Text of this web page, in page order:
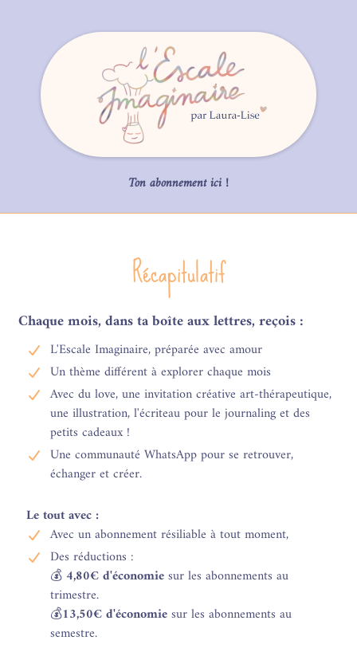
Ton abonnement ici !
Récapitulatif
Chaque mois, dans ta boîte aux lettres, reçois :
L'Escale Imaginaire, préparée avec amour
Un thème différent à explorer chaque mois
Avec du love, une invitation créative art-thérapeutique,
une illustration, l'écriteau pour le journaling et des
petits cadeaux !
Une communauté WhatsApp pour se retrouver,
échanger et créer.
Le tout avec :
Avec un abonnement résiliable à tout moment,
Des réductions :
💰 4,80€ d'économiesur les abonnements au
trimestre.
💰13,50€ d'économiesur les abonnements au
semestre.